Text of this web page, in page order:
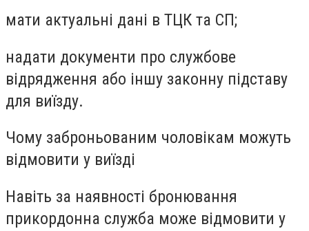
мати актуальні дані в ТЦК та СП;
надати документи про службове
відрядження або іншу законну підставу
для виїзду.
Чому заброньованим чоловікам можуть
відмовити у виїзді
Навіть за наявності бронювання
прикордонна служба може відмовити у